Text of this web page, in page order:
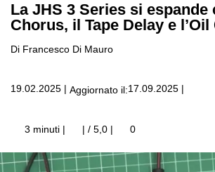
La JHS 3 Series si
Chorus, il Tape Delay e l’Oil
Di Francesco Di Mauro
19.02.2025 | Aggiornato il:17.09.2025 |
3 minuti | | / 5,0 | 0